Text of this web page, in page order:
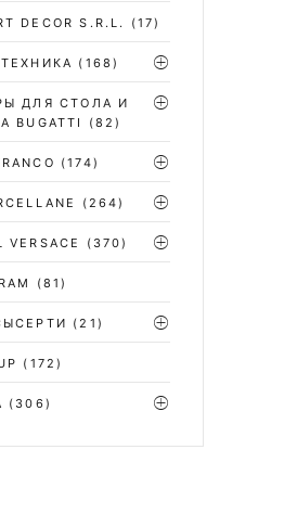
DECOR S.R.L. (17)
(168)
ДЛЯ СТОЛА И
BUGATTI
(82)
(174)
(264)
VERSACE (370)
(81)
(21)
(172)
(306)